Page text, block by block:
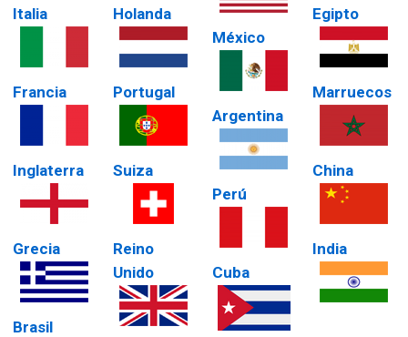
Italia
Francia
Inglaterra
Grecia
Brasil
Holanda
Portugal
Suiza
Reino
Unido
México
Argentina
Perú
Cuba
Egipto
Marruecos
China
India